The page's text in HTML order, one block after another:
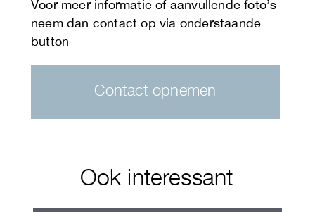
Contact opnemen
Ook interessant